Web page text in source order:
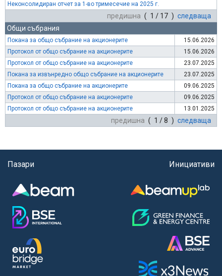
Неконсолидиран отчет за 1-во тримесечие на 2025 г.
предишна ( 1 / 17 ) следваща
Общи събрания
Покана за общо събрание на акционерите
15.06.2026
Протокол от общо събрание на акционерите
15.06.2026
Протокол от общо събрание на акционерите
23.07.2025
Покана за извънредно общо събрание на акционерите
23.07.2025
Покана за общо събрание на акционерите
09.06.2025
Протокол от общо събрание на акционерите
09.06.2025
Протокол от общо събрание на акционерите
13.01.2025
предишна ( 1 / 8 ) следваща
Пазари Инициативи